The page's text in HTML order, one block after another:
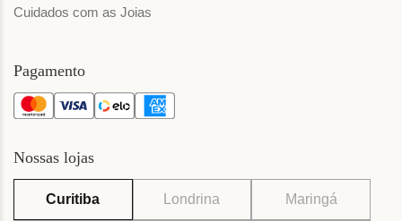
Cuidados com as Joias
Pagamento
Nossas lojas
Curitiba Londrina Maringá